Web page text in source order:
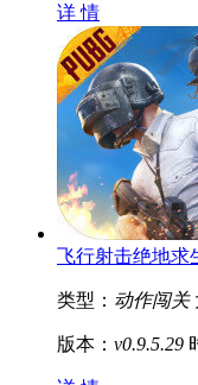
详 情
飞行射击绝地求
类型： 动作闯关
版本： v0.9.5.29